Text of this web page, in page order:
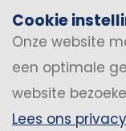
Cookie
Onze website
een optimale
website
Lees ons